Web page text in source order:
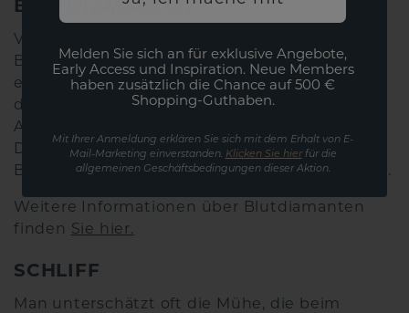
BLUTDIAMANTEN
Viele denken bei dem Wort "Blutdiamant" an
Bilder von kostbaren, roten Edelsteinen, oder
extrem seltenen Juwelen. Leider bezieht sich
die Bedeutung dieses Namens nicht auf das
Aussehen oder die Seltenheit eines
Diamanten. Der Name bezieht sich auf das
Blut, das in seiner Beschaffung vergossen wird.
Weitere Informationen über Blutdiamanten
finden Sie hier.
SCHLIFF
Man unterschätzt oft die Mühe, die beim
Melden Sie sich an für exklusive Angebote,
Early Access und Inspiration. Neue Members
haben zusätzlich die Chance auf 500 €
Shopping-Guthaben.
Mit Ihrer Anmeldung erklären Sie sich mit dem Erhalt von E-
Mail-Marketing einverstanden. Klicken Sie hierfür die
allgemeinen Geschäftsbedingungen dieser Aktion.